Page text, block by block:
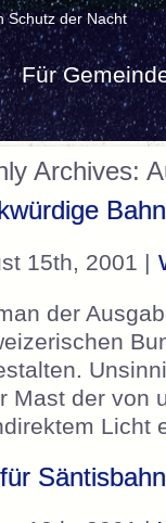
Schutz der Nacht
Für
Archives:
15th, 2001 |
der
Mast der von
Licht
Säntisbahn